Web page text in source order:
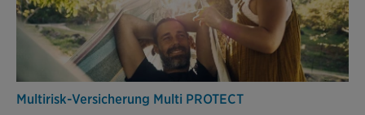
Multirisk-Versicherung Multi PROTECT